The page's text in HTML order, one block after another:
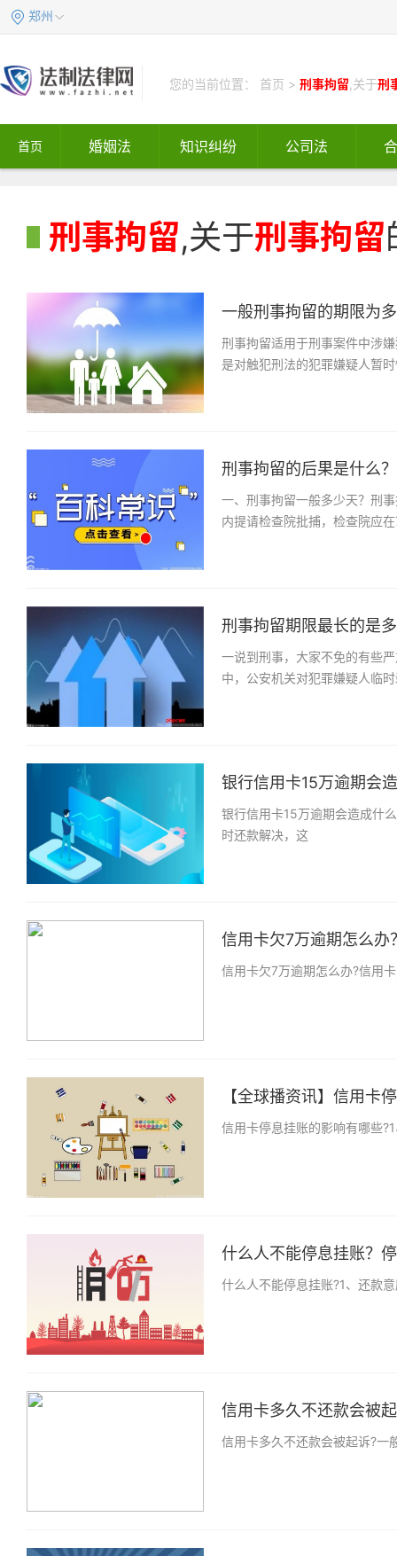
郑州
您的当前位置： 首页 > 刑事拘留 ,关于刑
首页 婚姻法 知识纠纷 公司法
刑事拘留,关于刑事拘留
一般刑事拘留的期限为
刑事拘留适用于刑事案件中涉
是对触犯刑法的犯罪嫌疑人暂
刑事拘留的后果是什么
一、刑事拘留一般多少天？刑
内提请检查院批捕，检查院应
刑事拘留期限最长的是
一说到刑事，大家不免的有些
中，公安机关对犯罪嫌疑人临
银行信用卡15万逾期会
银行信用卡15万逾期会造成什
时还款解决，这
信用卡欠7万逾期怎么
信用卡欠7万逾期怎么办?信用
【全球播资讯】信用卡
信用卡停息挂账的影响有哪些
什么人不能停息挂账？
什么人不能停息挂账?1、还款
信用卡多久不还款会被
信用卡多久不还款会被起诉?一